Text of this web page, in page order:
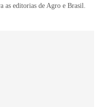
as editorias de Agro e Brasil.